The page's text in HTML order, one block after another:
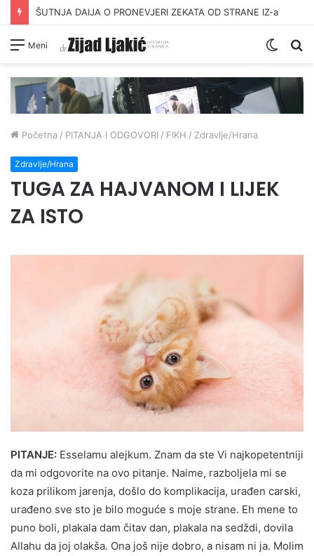
ŠUTNJA DAIJA O PRONEVJERI ZEKATA OD STRANE IZ-a
Meni
Switch
Početna / PITANJA I ODGOVORI / FIKH / Zdravlje/Hrana
Zdravlje/Hrana
TUGA ZA HAJVANOM I LIJEK
ZA ISTO
PITANJE: Esselamu alejkum. Znam da ste Vi najkopetentniji
da mi odgovorite na ovo pitanje. Naime, razboljela mi se
koza prilikom jarenja, došlo do komplikacija, urađen carski,
urađeno sve sto je bilo moguće s moje strane. Eh mene to
puno boli, plakala dam čitav dan, plakala na sedždi, dovila
Allahu da joj olakša. Ona još nije dobro, a nisam ni ja. Molim